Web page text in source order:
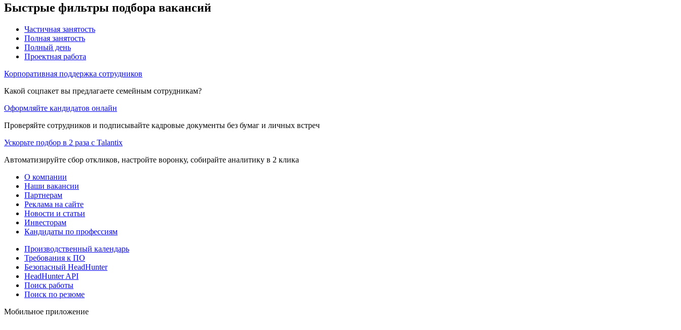
Быстрые фильтры подбора вакансий
Частичная занятость
Полная занятость
Полный день
Проектная работа
Корпоративная поддержка сотрудников
Какой соцпакет вы предлагаете семейным сотрудникам?
Оформляйте кандидатов онлайн
Проверяйте сотрудников и подписывайте кадровые документы без бумаг и личных встреч
Ускорьте подбор в 2 раза с Talantix
Автоматизируйте сбор откликов, настройте воронку, собирайте аналитику в 2 клика
О компании
Наши вакансии
Партнерам
Реклама на сайте
Новости и статьи
Инвесторам
Кандидаты по профессиям
Производственный календарь
Требования к ПО
Безопасный HeadHunter
HeadHunter API
Поиск работы
Поиск по резюме
Мобильное приложение